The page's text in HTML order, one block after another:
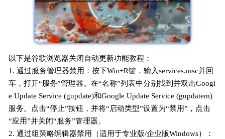
以下是谷歌浏览器关闭自动更新功能教程：
1. 通过服务管理器禁用：按下Win+R键，输入services.msc并回
车，打开“服务”管理器。在“名称”列表中分别找到并双击Googl
e Update Service (gupdate)和Google Update Service (gupdatem)
服务。点击“停止”按钮，并将“启动类型”设置为“禁用”，点击
“应用”并关闭“服务”管理器。
2. 通过组策略编辑器禁用（适用于专业版/企业版Windows）：